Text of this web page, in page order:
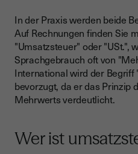
In der Praxis werden beide
Auf Rechnungen finden Sie
"Umsatzsteuer" oder "USt.",
Sprachgebrauch oft von
International wird der
bevorzugt, da er das Prinzip
Mehrwerts verdeutlicht.
Wer ist